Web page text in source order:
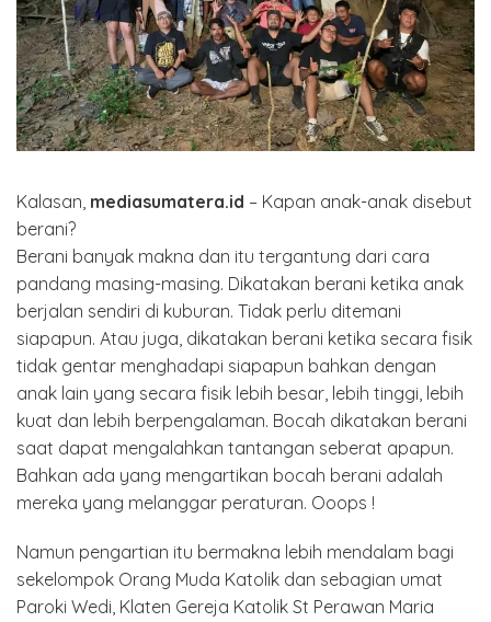
Kalasan, mediasumatera.id – Kapan anak-anak disebut
berani?
Berani banyak makna dan itu tergantung dari cara
pandang masing-masing. Dikatakan berani ketika anak
berjalan sendiri di kuburan. Tidak perlu ditemani
siapapun. Atau juga, dikatakan berani ketika secara fisik
tidak gentar menghadapi siapapun bahkan dengan
anak lain yang secara fisik lebih besar, lebih tinggi, lebih
kuat dan lebih berpengalaman. Bocah dikatakan berani
saat dapat mengalahkan tantangan seberat apapun.
Bahkan ada yang mengartikan bocah berani adalah
mereka yang melanggar peraturan. Ooops !
Namun pengartian itu bermakna lebih mendalam bagi
sekelompok Orang Muda Katolik dan sebagian umat
Paroki Wedi, Klaten Gereja Katolik St Perawan Maria